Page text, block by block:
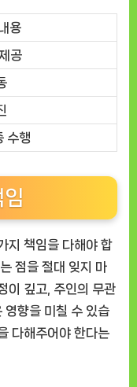
용
공
수행
지 책임을 다해야 합
점을 절대 잊지 마
이 깊고, 주인의 무관
영향을 미칠 수 있습
다해주어야 한다는